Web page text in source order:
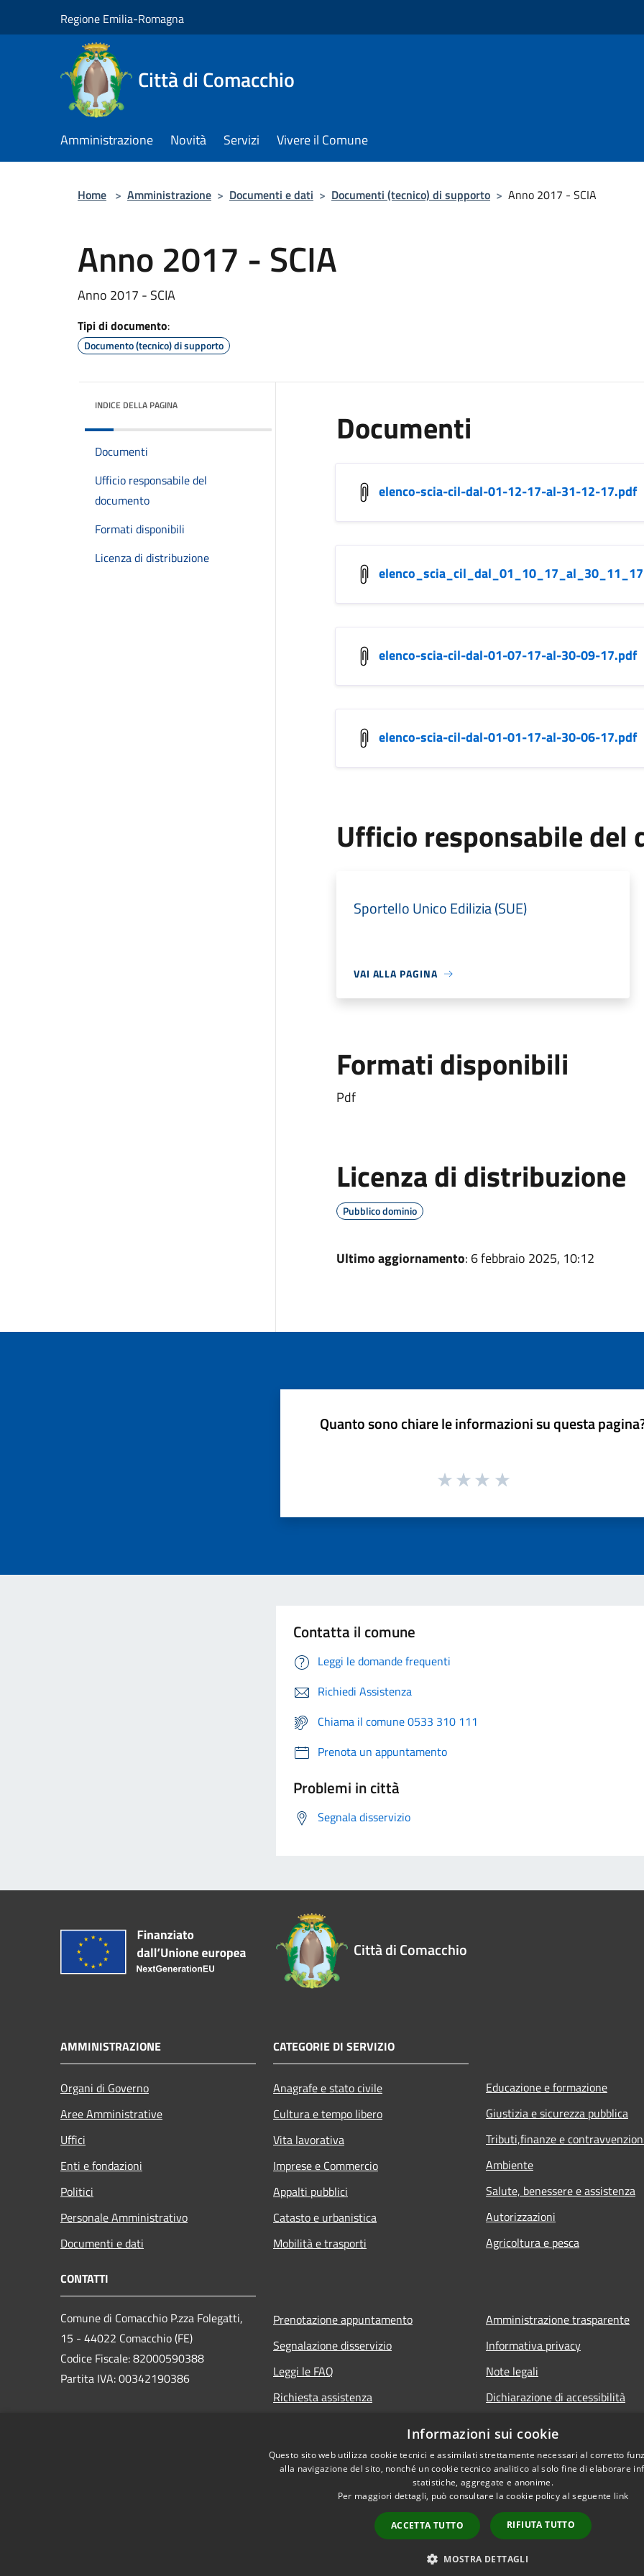
Regione Emilia-Romagna
Città di Comacchio
Amministrazione Novità Servizi Vivere il Comune
Home > Amministrazione > Documenti e dati > Documenti (tecnico) di supporto > Anno 2017 - SCIA
Anno 2017 - SCIA
Anno 2017 - SCIA
Tipi di documento:
Documento (tecnico) di supporto
INDICE DELLA PAGINA
Documenti
Ufficio responsabile del
documento
Formati disponibili
Licenza di distribuzione
Documenti
elenco-scia-cil-dal-01-12-17-al-31-12-17.pdf
elenco-scia-cil-dal-01-07-17-al-30-09-17.pdf
elenco-scia-cil-dal-01-01-17-al-30-06-17.pdf
Ufficio responsabile del
Sportello Unico Edilizia (SUE)
VAI ALLA PAGINA
Formati disponibili
Pdf
Licenza di distribuzione
Pubblico dominio
Ultimo aggiornamento: 6 febbraio 2025, 10:12
Quanto sono chiare le informazioni su questa
Contatta il comune
Leggi le domande frequenti
Richiedi Assistenza
Chiama il comune 0533 310 111
Prenota un appuntamento
Problemi in città
Segnala disservizio
Città di Comacchio
AMMINISTRAZIONE
Organi di Governo
Aree Amministrative
Uffici
Enti e fondazioni
Politici
Personale Amministrativo
Documenti e dati
CATEGORIE DI SERVIZIO
Anagrafe e stato civile
Cultura e tempo libero
Vita lavorativa
Imprese e Commercio
Appalti pubblici
Catasto e urbanistica
Mobilità e trasporti
Educazione e formazione
Giustizia e sicurezza pubblica
Tributi,finanze e
Ambiente
Salute, benessere e assistenza
Autorizzazioni
Agricoltura e pesca
CONTATTI
Comune di Comacchio P.zza Folegatti,
15 - 44022 Comacchio (FE)
Codice Fiscale: 82000590388
Partita IVA: 00342190386
comune.comacchio@cert.comune.comacchio.fe.it
Prenotazione appuntamento
Segnalazione disservizio
Leggi le FAQ
Richiesta assistenza
Amministrazione trasparente
Informativa privacy
Note legali
Dichiarazione di accessibilità
Copyright © 2026 • Città di
Informazioni sui cookie
Questo sito web utilizza cookie tecnici e assimilati strettamente necessari al corretto
alla navigazione del sito, nonché un cookie tecnico analitico al solo fine di elaborare
statistiche, aggregate e anonime.
Per maggiori dettagli, può consultare la cookie policy al seguente link
ACCETTA TUTTO RIFIUTA TUTTO
MOSTRA DETTAGLI